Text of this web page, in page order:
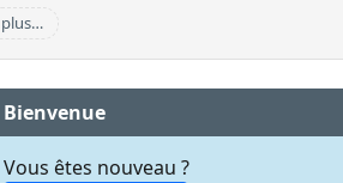
plus…
Bienvenue
Vous êtes nouveau ?